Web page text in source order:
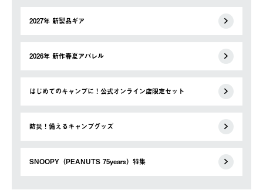
2027年 新製品ギア
2026年 新作春夏アパレル
はじめてのキャンプに！公式オンライン店限定セット
防災！備えるキャンプグッズ
SNOOPY（PEANUTS 75years）特集